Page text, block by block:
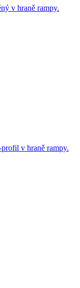
v hraně rampy.
v hraně rampy.